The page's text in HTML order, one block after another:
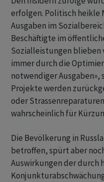
erfolgen. Politisch heikle
Ausgaben im
Beschäftigte im
Sozialleistungen blieben
immer durch die
notwendiger Ausgaben»,
Projekte werden
oder
wahrscheinlich für
Die Bevölkerung in
betroffen, spürt aber
Auswirkungen der durch